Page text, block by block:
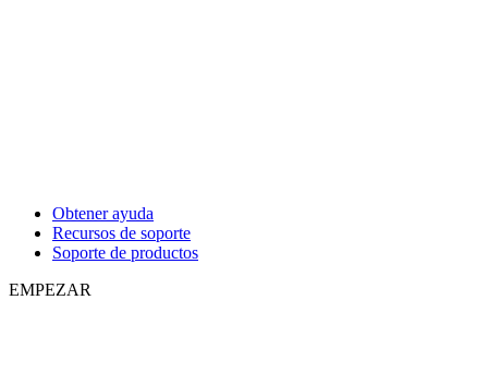
Obtener ayuda
Recursos de soporte
Soporte de productos
EMPEZAR